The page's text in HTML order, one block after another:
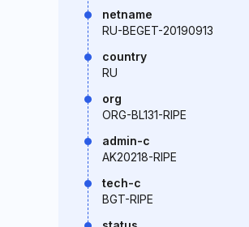
netname
RU-BEGET-20190913
country
RU
org
ORG-BL131-RIPE
admin-c
AK20218-RIPE
tech-c
BGT-RIPE